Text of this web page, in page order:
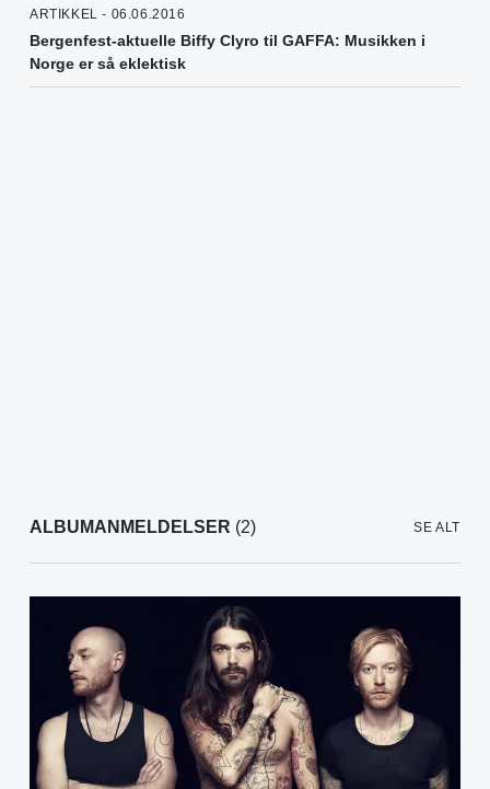
ARTIKKEL - 06.06.2016
Bergenfest-aktuelle Biffy Clyro til GAFFA: Musikken i
Norge er så eklektisk
ALBUMANMELDELSER (2) SE ALT